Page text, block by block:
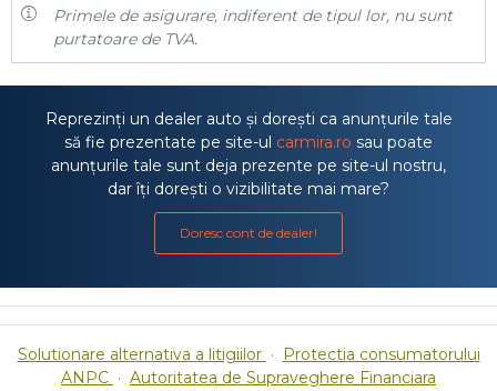
Primele de asigurare, indiferent de tipul lor, nu sunt
purtatoare de TVA.
Reprezinți un dealer auto și dorești ca anunțurile tale
să fie prezentate pe site-ul carmira.ro sau poate
anunțurile tale sunt deja prezente pe site-ul nostru,
dar îți dorești o vizibilitate mai mare?
Doresc cont de dealer!
Solutionare alternativa a litigiilor · Protectia consumatorului
ANPC · Autoritatea de Supraveghere Financiara